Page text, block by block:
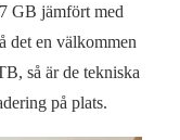
GB jämfört med
det en välkommen
så är de tekniska
på plats.